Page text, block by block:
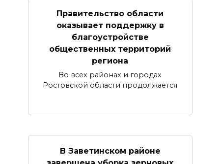
Правительство области
оказывает поддержку в
благоустройстве
общественных территорий
региона
Во всех районах и городах
Ростовской области продолжается
В Заветинском районе